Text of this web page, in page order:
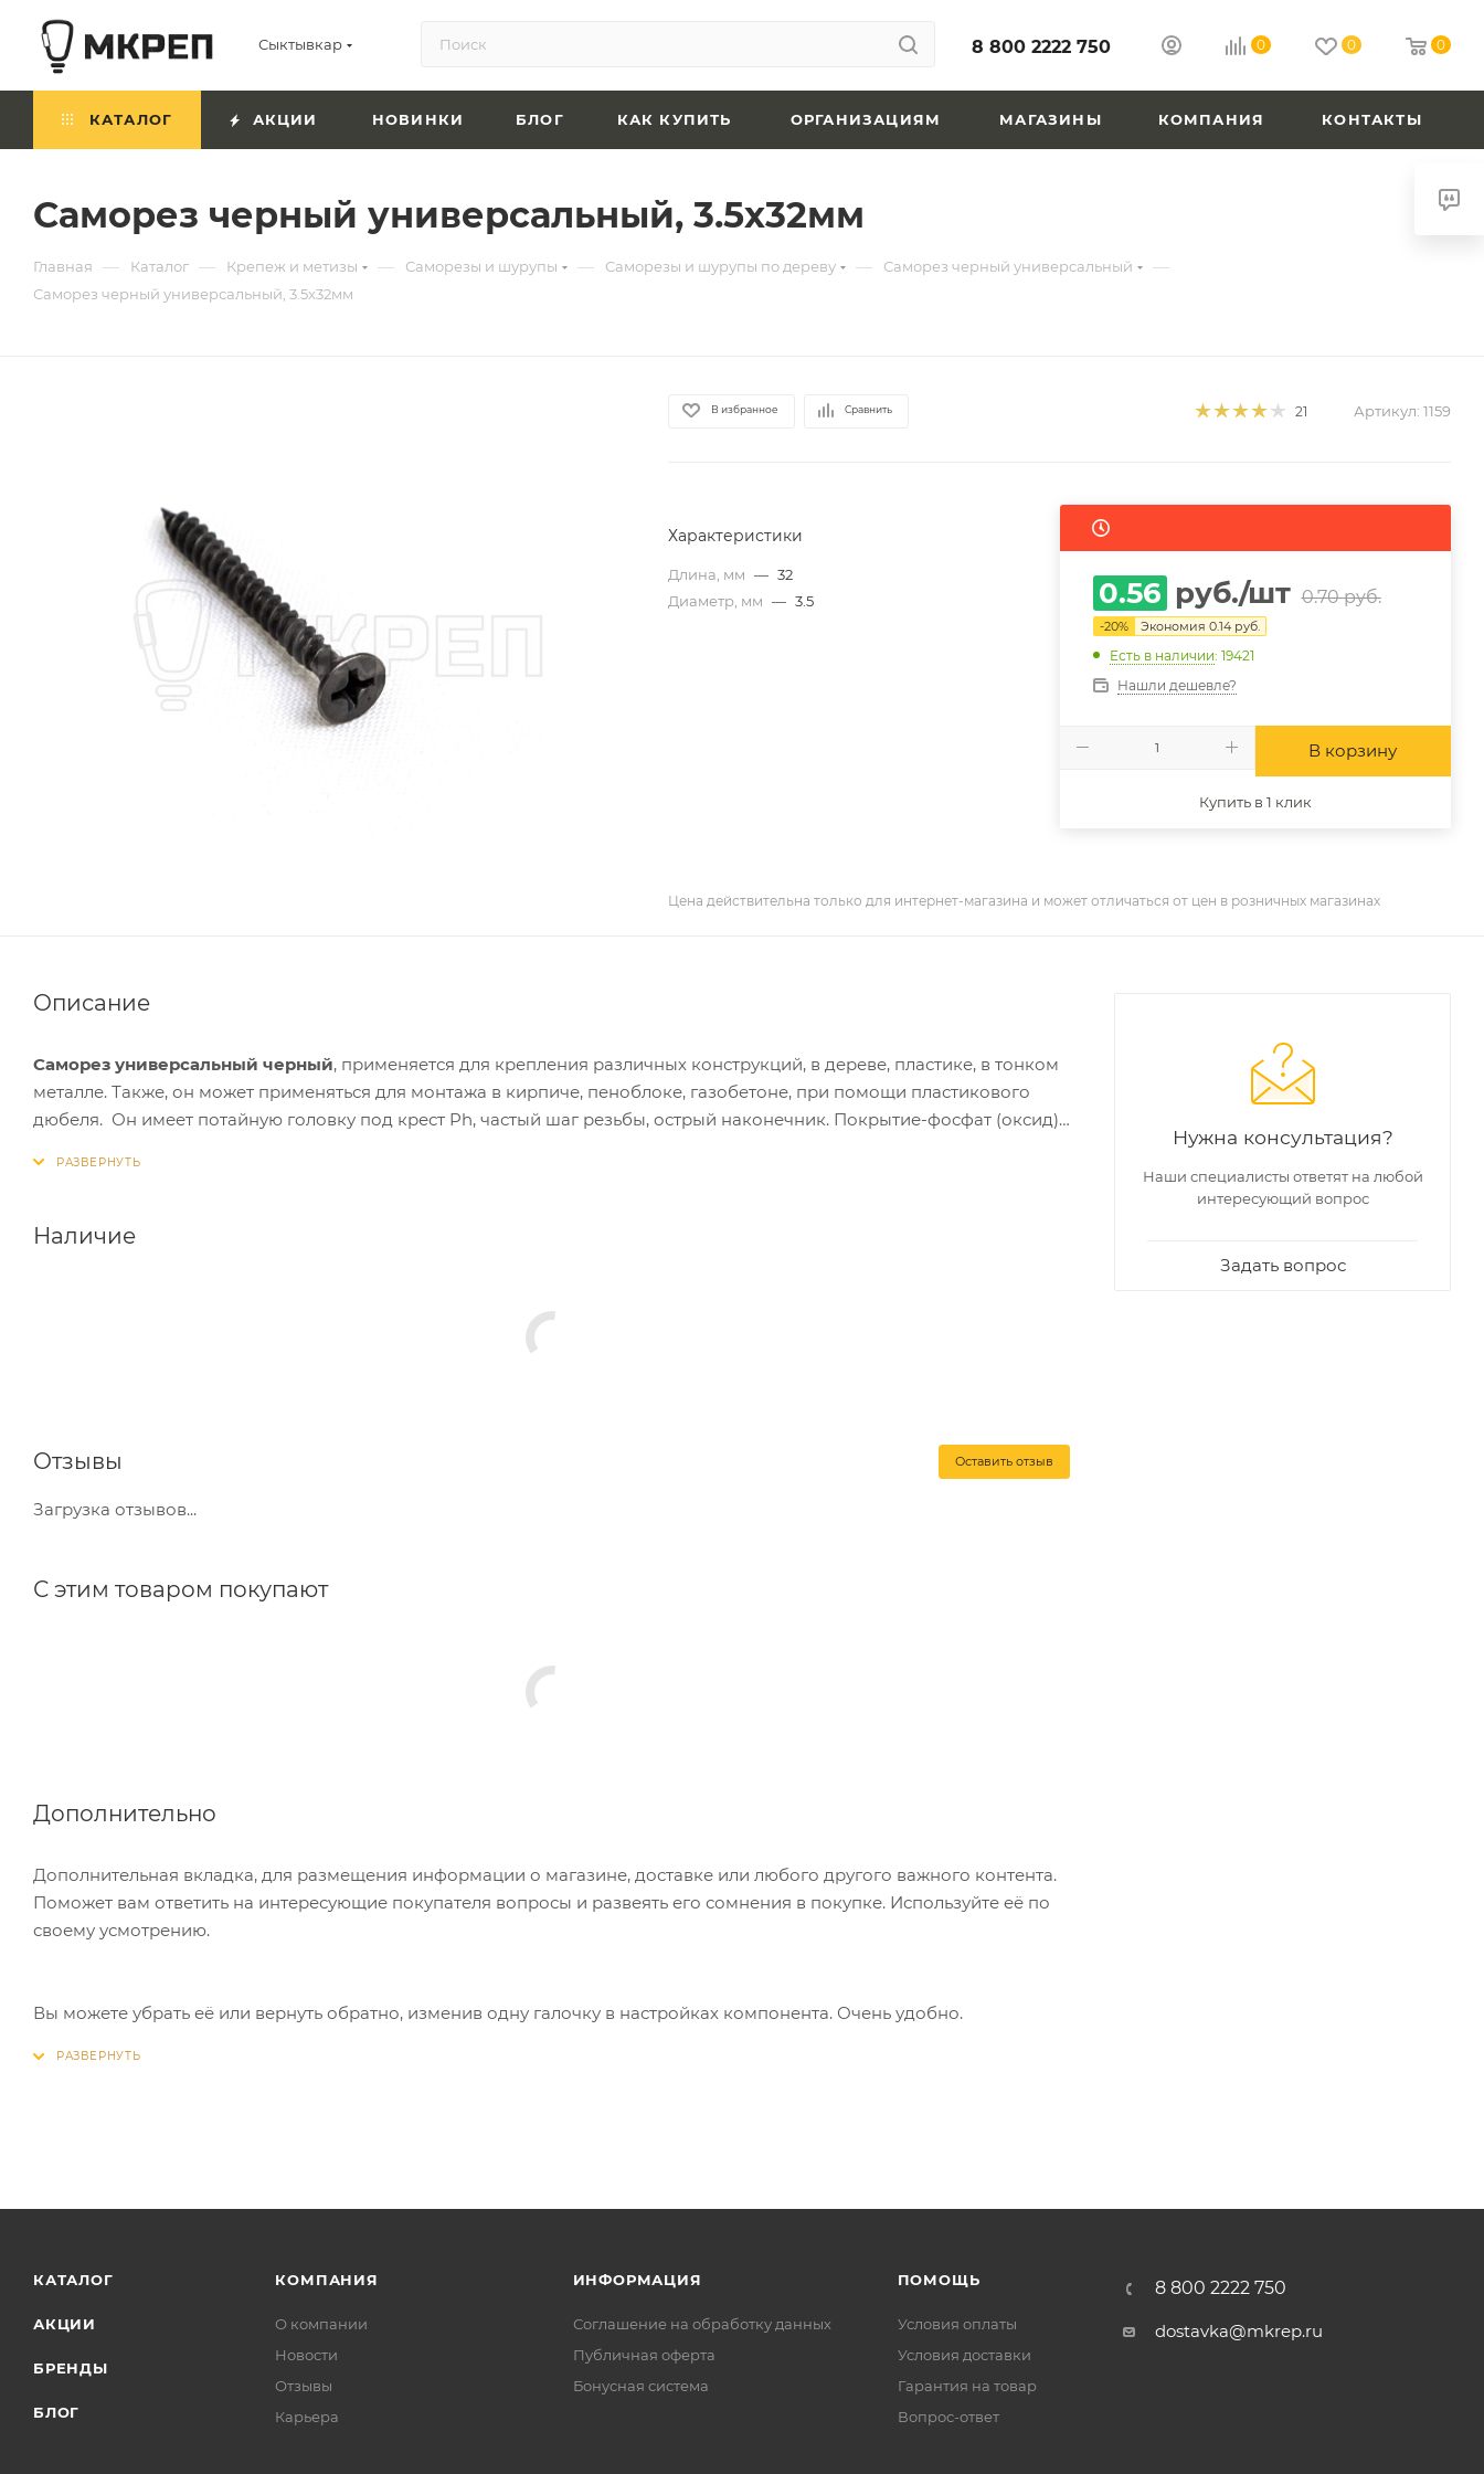
Сыктывкар 8 800 2222 750 0 0 0
КАТАЛОГ АКЦИИ НОВИНКИ БЛОГ КАК КУПИТЬ ОРГАНИЗАЦИЯМ МАГАЗИНЫ КОМПАНИЯ КОНТАКТЫ
Саморез черный универсальный, 3.5х32мм
Главная — Каталог — Крепеж и метизы — Саморезы и шурупы — Саморезы и шурупы по дереву — Саморез черный универсальный —
Саморез черный универсальный, 3.5х32мм
В избранное Сравнить 21 Артикул: 1159
Характеристики
Длина, мм — 32
Диаметр, мм — 3.5 0.56 руб./шт 0.70руб.
-20% Экономия 0.14руб.
Есть в наличии: 19421
Нашли дешевле?
В корзину
Купить в 1 клик
Цена действительна только для интернет-магазина и может отличаться от цен в розничных магазинах
Описание
Саморез универсальный черный, применяется для крепления различных конструкций, в дереве, пластике, в тонком
металле. Также, он может применяться для монтажа в кирпиче, пеноблоке, газобетоне, при помощи пластикового
дюбеля. Он имеет потайную головку под крест Ph, частый шаг резьбы, острый наконечник. Покрытие-фосфат (оксид),
Наличие
Отзывы Оставить отзыв
Загрузка отзывов...
С этим товаром покупают
Дополнительно
Дополнительная вкладка, для размещения информации о магазине, доставке или любого другого важного контента.
Поможет вам ответить на интересующие покупателя вопросы и развеять его сомнения в покупке. Используйте её по
своему усмотрению.
Вы можете убрать её или вернуть обратно, изменив одну галочку в настройках компонента. Очень удобно.
Нужна консультация?
Наши специалисты ответят на любой
интересующий вопрос
Задать вопрос
КАТАЛОГ
АКЦИИ
БРЕНДЫ
БЛОГ
КОМПАНИЯ
О компании
Новости
Отзывы
Карьера
ИНФОРМАЦИЯ
Соглашение на обработку данных
Публичная оферта
Бонусная система
ПОМОЩЬ
Условия оплаты
Условия доставки
Гарантия на товар
Вопрос-ответ
8 800 2222 750
dostavka@mkrep.ru